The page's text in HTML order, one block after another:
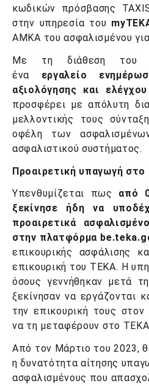
κωδικών πρόσβασης
στην υπηρεσία του myT
ΑΜΚΑ του ασφαλισμένου
Με τη διάθεση του
ένα εργαλείο
αξιολόγησης και
προσφέρει με απόλυτη
μελλοντικής τους
οφέλη των
ασφαλιστικού συστήματος.
Προαιρετική υπαγωγή
Υπενθυμίζεται πως από
ξεκίνησε ήδη να
προαιρετικά
στην πλατφόρμα
επικουρικής ασφάλισης
επικουρική του ΤΕΚΑ. Η
όσους γεννήθηκαν μετά
ξεκίνησαν να εργάζονται
την επικουρική τους
να τη μεταφέρουν στο
Από τον Μάρτιο του 2023,
η δυνατότητα αίτησης
ασφαλισμένους που